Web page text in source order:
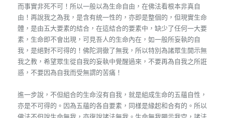
而事實非死不可！所以一般以為生命自由，在佛法看根本非真自
由！再說我之為我，是含有統一性的，亦即是整個的，但現實生命
體，是由五大要素的結合，在這結合的要素中，缺少了任何一大要
素，生命即不會出現，可見吾人的生命內在，如一般所妄執的自
我，是絕對不可得的！佛陀洞徹了無我，所以特別為諸眾生開示無
我之教，希望眾生從自我的妄執中覺醒過來，不要再為自我之所誑
惑，不要因為自我而受無謂的苦痛！
進一步說，不但組合的生命沒有自我，就是組成生命的五蘊自性，
亦是不可得的。因為五蘊的各自要素，同樣是緣起和合有的。所以